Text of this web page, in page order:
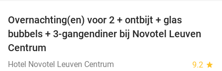
Overnachting(en) voor 2 + ontbijt + glas
bubbels + 3-gangendiner bij Novotel Leuven
Centrum
Hotel Novotel Leuven Centrum 9.2 star